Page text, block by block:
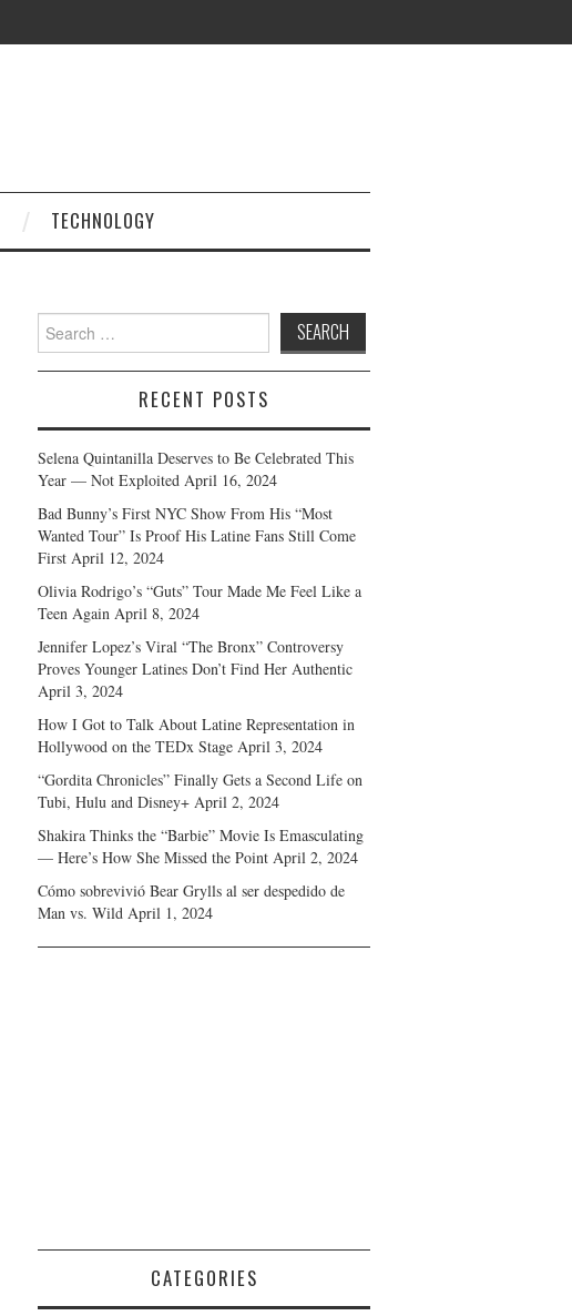
TECHNOLOGY
Search
for:
RECENT POSTS
Selena Quintanilla Deserves to Be Celebrated This
Year — Not Exploited April 16, 2024
Bad Bunny’s First NYC Show From His “Most
Wanted Tour” Is Proof His Latine Fans Still Come
First April 12, 2024
Olivia Rodrigo’s “Guts” Tour Made Me Feel Like a
Teen Again April 8, 2024
Jennifer Lopez’s Viral “The Bronx” Controversy
Proves Younger Latines Don’t Find Her Authentic
April 3, 2024
How I Got to Talk About Latine Representation in
Hollywood on the TEDx Stage April 3, 2024
“Gordita Chronicles” Finally Gets a Second Life on
Tubi, Hulu and Disney+ April 2, 2024
Shakira Thinks the “Barbie” Movie Is Emasculating
— Here’s How She Missed the Point April 2, 2024
Cómo sobrevivió Bear Grylls al ser despedido de
Man vs. Wild April 1, 2024
CATEGORIES